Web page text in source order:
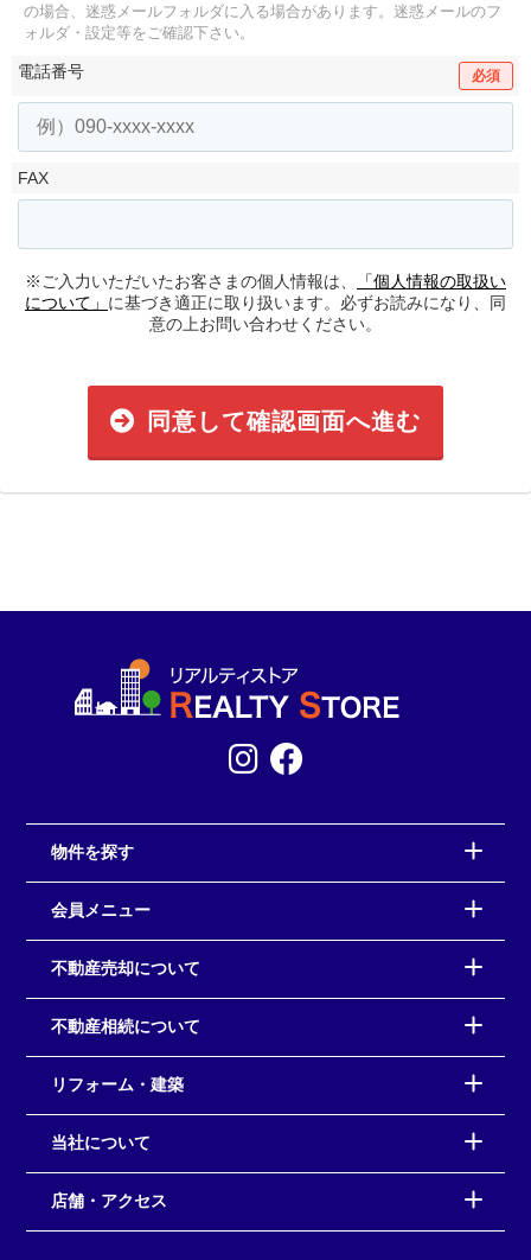
の場合、迷惑メールフォルダに入る場合があります。 迷惑メールのフ
ォルダ・設定等をご確認下さい。
電話番号 必須
FAX
※ご入力いただいたお客さまの個人情報は、
「個人情報の取扱い
について」 に基づき適正に取り扱います。必ずお読みになり、同
意の上お問い合わせください。
同意して確認画面へ進む
物件を探す
会員メニュー
不動産売却について
不動産相続について
リフォーム・建築
当社について
店舗・アクセス